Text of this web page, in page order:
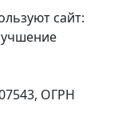
сайт:
ОГРН